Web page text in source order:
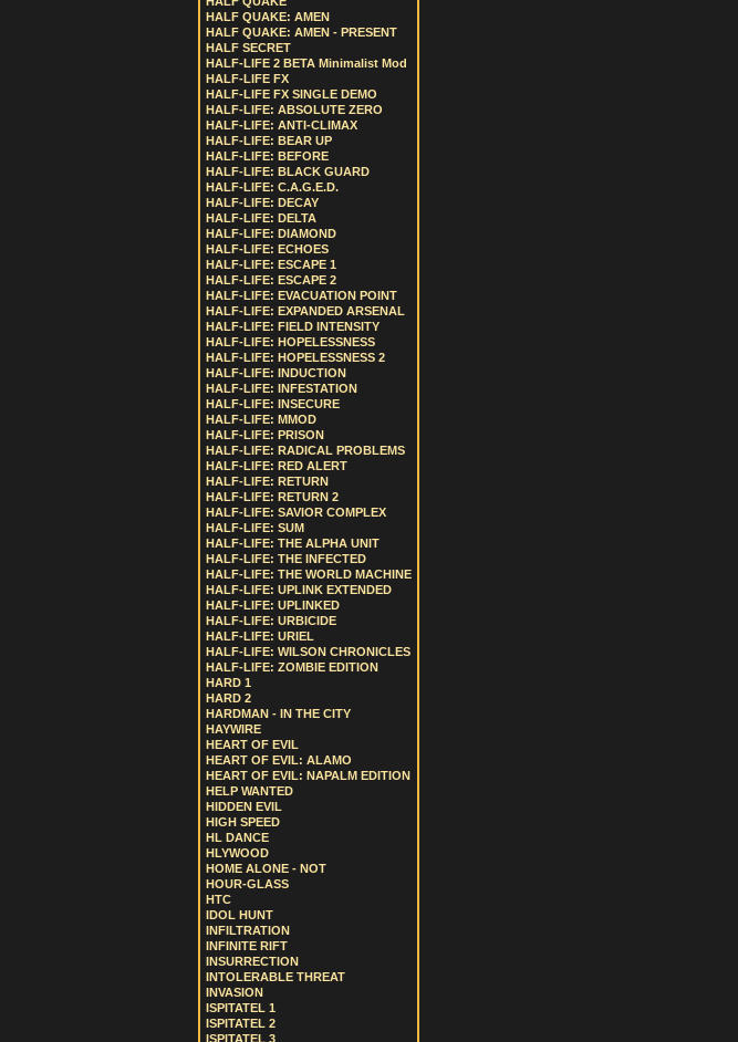
HALF QUAKE: AMEN
HALF QUAKE: AMEN - PRESENT
HALF SECRET
HALF-LIFE 2 BETA Minimalist Mod
HALF-LIFE FX
HALF-LIFE FX SINGLE DEMO
HALF-LIFE: ABSOLUTE ZERO
HALF-LIFE: ANTI-CLIMAX
HALF-LIFE: BEAR UP
HALF-LIFE: BEFORE
HALF-LIFE: BLACK GUARD
HALF-LIFE: C.A.G.E.D.
HALF-LIFE: DECAY
HALF-LIFE: DELTA
HALF-LIFE: DIAMOND
HALF-LIFE: ECHOES
HALF-LIFE: ESCAPE 1
HALF-LIFE: ESCAPE 2
HALF-LIFE: EVACUATION POINT
HALF-LIFE: EXPANDED ARSENAL
HALF-LIFE: FIELD INTENSITY
HALF-LIFE: HOPELESSNESS
HALF-LIFE: HOPELESSNESS 2
HALF-LIFE: INDUCTION
HALF-LIFE: INFESTATION
HALF-LIFE: INSECURE
HALF-LIFE: MMOD
HALF-LIFE: PRISON
HALF-LIFE: RADICAL PROBLEMS
HALF-LIFE: RED ALERT
HALF-LIFE: RETURN
HALF-LIFE: RETURN 2
HALF-LIFE: SAVIOR COMPLEX
HALF-LIFE: SUM
HALF-LIFE: THE ALPHA UNIT
HALF-LIFE: THE INFECTED
HALF-LIFE: THE WORLD MACHINE
HALF-LIFE: UPLINK EXTENDED
HALF-LIFE: UPLINKED
HALF-LIFE: URBICIDE
HALF-LIFE: URIEL
HALF-LIFE: WILSON CHRONICLES
HALF-LIFE: ZOMBIE EDITION
HARD 1
HARD 2
HARDMAN - IN THE CITY
HAYWIRE
HEART OF EVIL
HEART OF EVIL: ALAMO
HEART OF EVIL: NAPALM EDITION
HELP WANTED
HIDDEN EVIL
HIGH SPEED
HL DANCE
HLYWOOD
HOME ALONE - NOT
HOUR-GLASS
HTC
IDOL HUNT
INFILTRATION
INFINITE RIFT
INSURRECTION
INTOLERABLE THREAT
INVASION
ISPITATEL 1
ISPITATEL 2
ISPITATEL 3